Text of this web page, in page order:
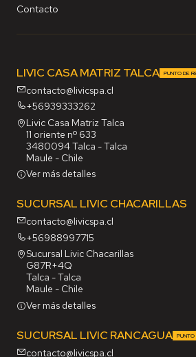
Contacto
LIVIC CASA MATRIZ TALCA PUNTO DE
contacto@livicspa.cl
+56939333262
Livic Casa Matriz Talca
11 oriente nº 633
3480094 Talca - Talca
Maule - Chile
Ver más detalles
SUCURSAL LIVIC CHACARILLAS
contacto@livicspa.cl
+56988997715
Sucursal Livic Chacarillas
G87R+4Q
Talca - Talca
Maule - Chile
Ver más detalles
SUCURSAL LIVIC RANCAGUA PUNTO
contacto@livicspa.cl